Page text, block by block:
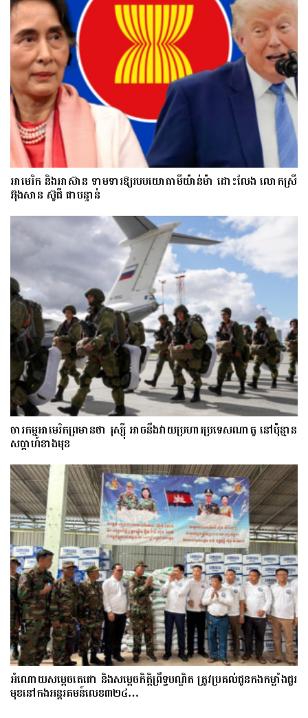
អាមេរិក និងអាស៊ាន ទាមទារឱ្យ​របបយោធាមីយ៉ាន់ម៉ា​ ដោះ​លែង​ លោកស្រី
អ៊ុងសាន ស៊ូជី ជា​បន្ទាន់
ចារកម្ម​អាមេរិក​ព្រមាន​ថា​ រុស្ស៊ី​ អាចនឹងវាយប្រហារប្រទេស​​ណា​តូ ​នៅ​ប៉ុន្មាន​
សប្តាហ៍​​ខាង​មុខ​​
អំណោយសម្តេចតេជោ និងសម្តេចកិត្តិព្រឹទ្ធបណ្ឌិត ត្រូវប្រគល់ជូនកងកម្លាំងជួរ
មុខនៅកងអន្តរគមន៍លេខ៣២៤…